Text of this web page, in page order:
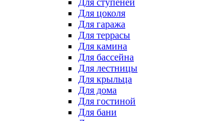
Для ступеней
Для цоколя
Для гаража
Для террасы
Для камина
Для бассейна
Для лестницы
Для крыльца
Для дома
Для гостиной
Для бани